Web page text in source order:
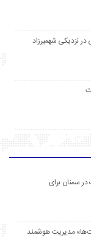
در نزدیکی شهمیرزاد
در سمنان برای
مدیریت هوشمند